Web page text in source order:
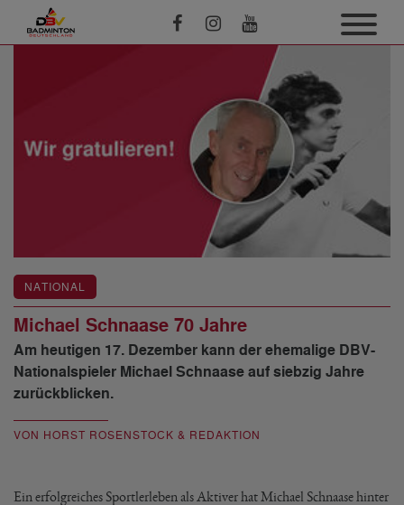
NATIONAL
Michael Schnaase 70 Jahre
Am heutigen 17. Dezember kann der ehemalige DBV-
Nationalspieler Michael Schnaase auf siebzig Jahre
zurückblicken.
VON HORST ROSENSTOCK & REDAKTION
Ein erfolgreiches Sportlerleben als Aktiver hat Michael Schnaase hinter